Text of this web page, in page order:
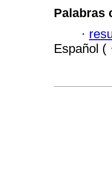
Palabras
·
Español (